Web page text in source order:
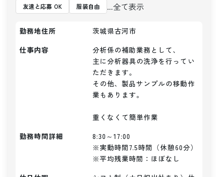
友達と応募 OK
服装自由 ...全て表示
勤務地住所
茨城県古河市
仕事内容
分析係の補助業務として、
主に分析器具の洗浄を行ってい
ただきます。
その他、製品サンプルの移動作
業もあります。
重くなくて簡単作業
勤務時間詳細
8:30～17:00
※実動時間7.5時間（休憩60分）
※平均残業時間：ほぼなし